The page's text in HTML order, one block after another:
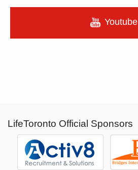
Youtube
LifeToronto Official Sponsors